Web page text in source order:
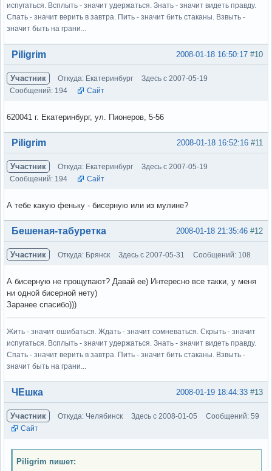
испугаться. Всплыть - значит удержаться. Знать - значит видеть правду.
Спать - значит верить в завтра. Пить - значит бить стаканы. Взвыть -
значит быть на грани...
Вне форума #10
2008-01-18 16:50:17
Piligrim
Участник Откуда: Екатеринбург
Здесь с 2007-05-19
Сообщений: 194
Сайт
620041 г. Екатеринбург, ул. Пионеров, 5-56
Вне форума #11
2008-01-18 16:52:16
Piligrim
Участник Откуда: Екатеринбург
Здесь с 2007-05-19
Сообщений: 194
Сайт
А тебе какую феньку - бисерную или из мулине?
Вне форума #12
2008-01-18 21:35:46
Бешеная-табуретка
Участник Откуда: Брянск Здесь с 2007-05-31 Сообщений: 108
А бисерную не прощупают? Давай ее) Интересно все такки, у меня
ни одной бисерной нету)
Заранее спасибо)))
Жить - значит ошибаться. Ждать - значит сомневаться. Скрыть - значит
испугаться. Всплыть - значит удержаться. Знать - значит видеть правду.
Спать - значит верить в завтра. Пить - значит бить стаканы. Взвыть -
значит быть на грани...
Вне форума #13
2008-01-19 18:44:33
ЧЕшка
Участник Откуда: Челябинск Здесь с 2008-01-05
Сообщений: 59
Сайт
Piligrim пишет: